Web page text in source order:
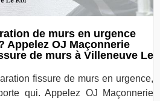
de murs en urgence
Appelez OJ Maçonnerie
de murs à Villeneuve Le
fissure de murs en urgence,
qui. Appelez OJ Maçonnerie